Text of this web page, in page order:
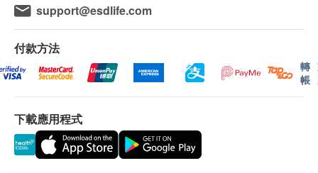
暫停或延期，送貨時間將會另作安排。
如商品已到達收貨地址而沒有人簽收，法馳歐（香
港）有限公司
必須以到付方式支付再送貨之費用。
如5個工作天後
法馳歐（香港）有限公司
仍未
及特別地區附加費用後，安排餘額退款。
所有訂單須視乎相關貨品的供應情況再作最後確
認。倘若法馳歐（香港）有限公司
support@esdlife.com
付款方法
轉
帳
下載應用程式